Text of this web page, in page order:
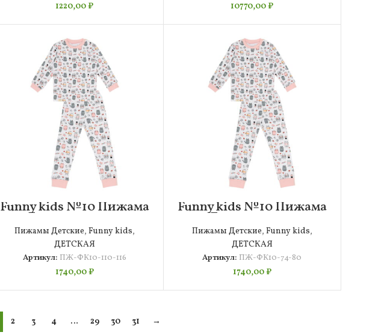
1220,00₽
10770,00₽
Funny kids №10 Пижама
Детская 110-116
Пижамы Детские, Funny kids,
ДЕТСКАЯ
Артикул: ПЖ-ФК10-110-116
1740,00₽
Funny kids №10 Пижама
Детская 74-80
Пижамы Детские, Funny kids,
ДЕТСКАЯ
Артикул: ПЖ-ФК10-74-80
1740,00₽
2 3 4 … 29 30 31 →